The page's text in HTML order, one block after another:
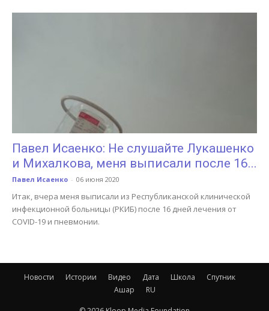
Павел Исаенко: Не слушайте Лукашенко
и Михалкова, меня выписали после 16...
Павел Исаенко - 06 июня 2020
Итак, вчера меня выписали из Республиканской клинической
инфекционной больницы (РКИБ) после 16 дней лечения от
COVID-19 и пневмонии.
Новости Истории Видео Дата Школа
Спутник
Ашар
RU